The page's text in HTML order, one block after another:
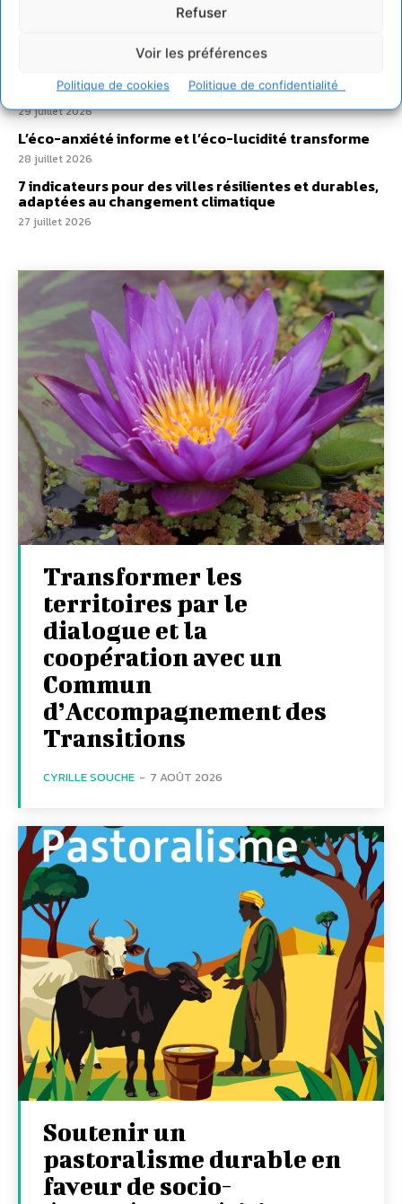
Refuser
Voir les préférences
Politique de cookies Politique de confidentialité
non humaines avec les communs de Zoepolis
Un kit citoyen pour lever les freins au
développement des forêts comestibles dans nos
29 juillet 2026
L’éco-anxiété informe et l’éco-lucidité transforme
28 juillet 2026
7 indicateurs pour des villes résilientes et durables,
adaptées au changement climatique
27 juillet 2026
Transformer les
territoires par le
dialogue et la
coopération avec un
Commun
d’Accompagnement des
Transitions
CYRILLE SOUCHE - 7 AOÛT 2026
Soutenir un
pastoralisme durable en
faveur de socio-